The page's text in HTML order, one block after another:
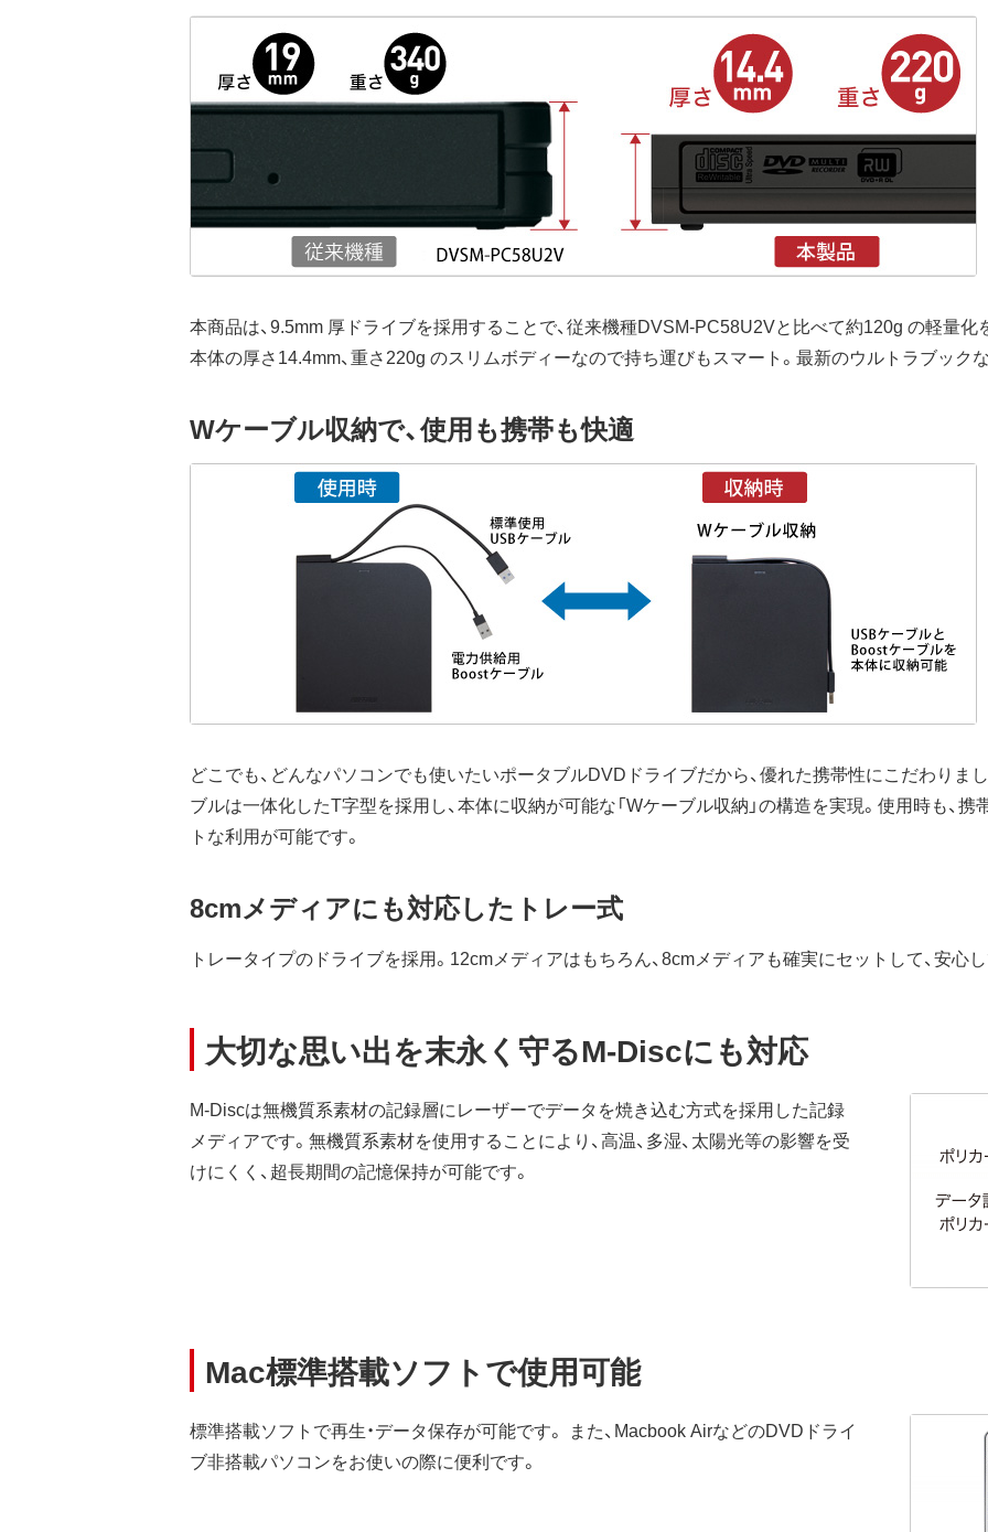
本商品は、9.5mm 厚ドライブを採用することで、従来機種DVSM-PC58U2Vと比べて約120g の軽量化
本体の厚さ14.4mm、重さ220g のスリムボディーなので持ち運びもスマート。最新のウルトラブック
Wケーブル収納で、使用も携帯も快適
どこでも、どんなパソコンでも使いたいポータブルDVDドライブだから、優れた携帯性にこだわりま
ブルは一体化したT字型を採用し、本体に収納が可能な「Wケーブル収納」の構造を実現。使用時も、
トな利用が可能です。
8cmメディアにも対応したトレー式
トレータイプのドライブを採用。12cmメディアはもちろん、8cmメディアも確実にセットして、安心
大切な思い出を末永く守るM-Discにも対応
M-Discは無機質系素材の記録層にレーザーでデータを焼き込む方式を採用した記録
メディアです。無機質系素材を使用することにより、高温、多湿、太陽光等の影響を受
けにくく、超長期間の記憶保持が可能です。
Mac標準搭載ソフトで使用可能
標準搭載ソフトで再生・データ保存が可能です。 また、Macbook AirなどのDVDドライ
ブ非搭載パソコンをお使いの際に便利です。